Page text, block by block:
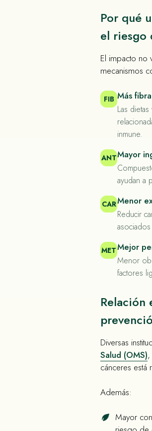
Por qué
el riesgo
El impacto no
mecanismos
FIB Más
Las
inmune.
ANTMayor
ayudan a
CARMenor
Reducir
METMejor
Menor
factores
Relación
Diversas
Salud (OMS),
cánceres está
Además:
Mayor